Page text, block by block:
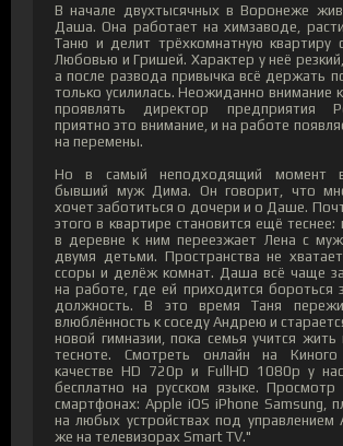
В начале двухтысячных в Воронеже
Даша. Она работает на химзаводе,
Таню и делит трёхкомнатную квартиру
Любовью и Гришей. Характер у неё
а после развода привычка всё держать
только усилилась. Неожиданно внимание
проявлять директор предприятия
приятно это внимание, и на работе
на перемены.
Но в самый неподходящий момент
бывший муж Дима. Он говорит, что
хочет заботиться о дочери и о Даше.
этого в квартире становится ещё
в деревне к ним переезжает Лена с
двумя детьми. Пространства не
ссоры и делёж комнат. Даша всё чаще
на работе, где ей приходится бороться
должность. В это время Таня
влюблённость к соседу Андрею и
новой гимназии, пока семья учится жить
тесноте. Смотреть онлайн на
качестве HD 720p и FullHD 1080p у
бесплатно на русском языке.
смартфонах: Apple iOS iPhone Samsung,
на любых устройствах под управлением
же на телевизорах Smart TV."